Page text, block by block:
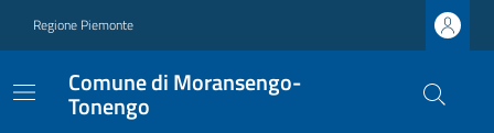
Regione Piemonte
Comune di Moransengo-
Tonengo